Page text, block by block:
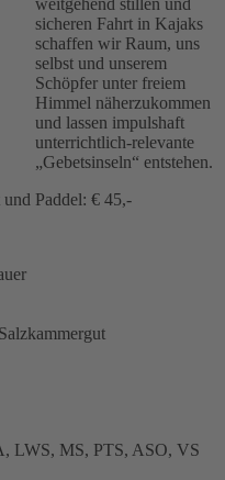
weitgehend stillen und
sicheren Fahrt in Kajaks
schaffen wir Raum, uns
selbst und unserem
Schöpfer unter freiem
Himmel näherzukommen
und lassen impulshaft
unterrichtlich-relevante
„Gebetsinseln“ entstehen.
Paddel: € 45,-
LWS, MS, PTS, ASO, VS